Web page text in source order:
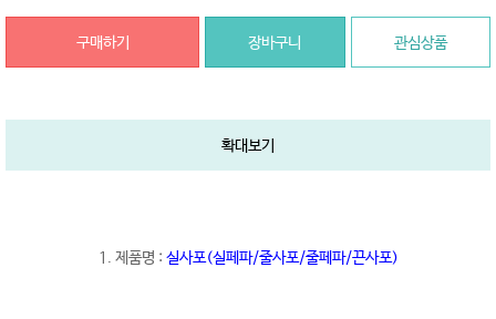
구매하기 장바구니 관심상품
확대보기
1. 제품명 : 실사포(실페파/줄사포/줄페파/끈사포)